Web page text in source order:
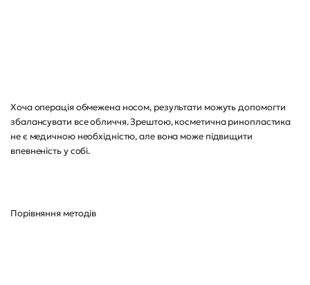
Хоча операція обмежена носом, результати можуть допомогти
збалансувати все обличчя. Зрештою, косметична ринопластика
не є медичною необхідністю, але вона може підвищити
впевненість у собі.
Порівняння методів